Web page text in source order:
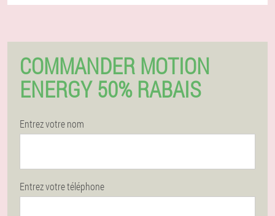
COMMANDER MOTION
ENERGY 50% RABAIS
Entrez votre nom
Entrez votre téléphone